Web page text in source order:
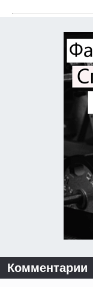
Комментарии